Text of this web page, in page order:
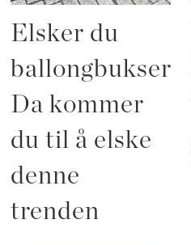
Elsker du
ballongbukser?
Da kommer
du til å elske
denne
trenden